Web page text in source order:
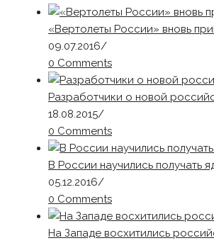
«Вертолеты России» вновь
09.07.2016/
0 Comments
Разработчики о новой
18.08.2015/
0 Comments
В России научились получать
05.12.2016/
0 Comments
На Западе восхитились